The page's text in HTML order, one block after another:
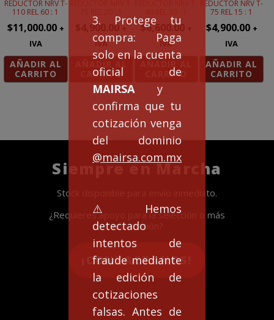
3. Protege tu
compra: Paga
solo en la cuenta
oficial de
MAIRSA y
confirma que tu
cotización venga
del dominio
@mairsa.com.mx
⚠️Hemos
detectado
intentos de
fraude mediante
la edición de
cotizaciones
falsas. Antes de
REDUCTOR NRV T-
110 REL 60 : 1
$11,000.00 +
IVA
AÑADIR AL
CARRITO
4,900.00
IVA
CARRITO
$6,600.00
IVA
CARRITO
REDUCTOR NRV T-
75 REL 15 : 1
$4,900.00 +
IVA
AÑADIR AL
CARRITO
Siempre en Marcha
Stock disponible para envío inmediato.
¿Requieres apoyo para la selección o más
información?
¡CONTACTANOS!